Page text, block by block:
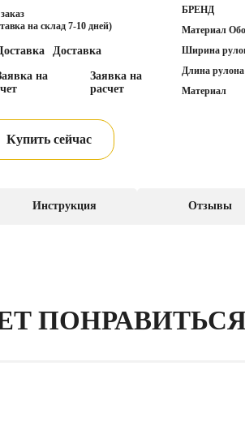
на склад 7-10 дней)
Доставка
Заявка на
расчет
БРЕНД
Материал
Ширина
Длина
Материал
Купить сейчас
Инструкция Отзывы